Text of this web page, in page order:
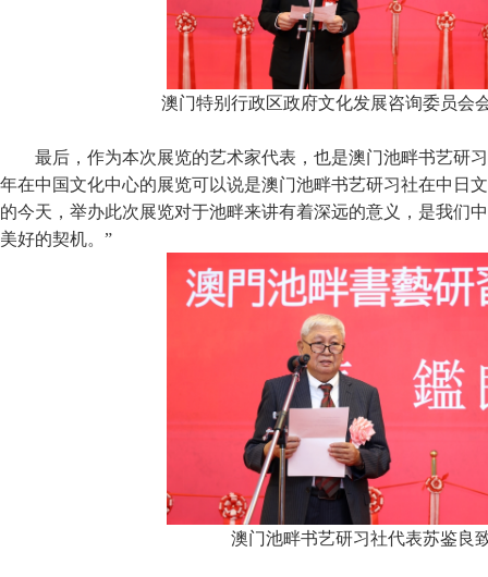
澳门特别行政区政府文化发展咨询委员会
最后，作为本次展览的艺术家代表，也是澳门池畔书艺研
年在中国文化中心的展览可以说是澳门池畔书艺研习社在中日
的今天，举办此次展览对于池畔来讲有着深远的意义，是我们
美好的契机。”
澳门池畔书艺研习社代表苏鉴良